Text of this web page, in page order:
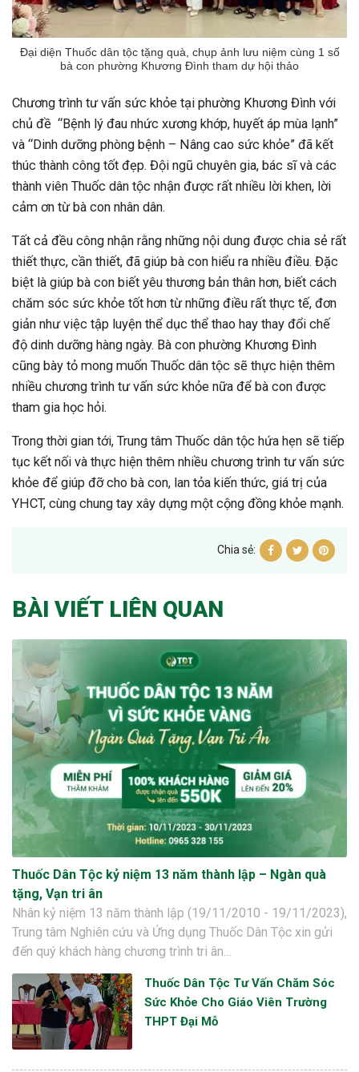
Đại diện Thuốc dân tộc tặng quà, chụp ảnh lưu niệm cùng 1 số
bà con phường Khương Đình tham dự hội thảo
Chương trình tư vấn sức khỏe tại phường Khương Đình với
chủ đề “Bệnh lý đau nhức xương khớp, huyết áp mùa lạnh”
và “Dinh dưỡng phòng bệnh – Nâng cao sức khỏe” đã kết
thúc thành công tốt đẹp. Đội ngũ chuyên gia, bác sĩ và các
thành viên Thuốc dân tộc nhận được rất nhiều lời khen, lời
cảm ơn từ bà con nhân dân.
Tất cả đều công nhận rằng những nội dung được chia sẻ rất
thiết thực, cần thiết, đã giúp bà con hiểu ra nhiều điều. Đặc
biệt là giúp bà con biết yêu thương bản thân hơn, biết cách
chăm sóc sức khỏe tốt hơn từ những điều rất thực tế, đơn
giản như việc tập luyện thể dục thể thao hay thay đổi chế
độ dinh dưỡng hàng ngày. Bà con phường Khương Đình
cũng bày tỏ mong muốn Thuốc dân tộc sẽ thực hiện thêm
nhiều chương trình tư vấn sức khỏe nữa để bà con được
tham gia học hỏi.
Trong thời gian tới, Trung tâm Thuốc dân tộc hứa hẹn sẽ tiếp
tục kết nối và thực hiện thêm nhiều chương trình tư vấn sức
khỏe để giúp đỡ cho bà con, lan tỏa kiến thức, giá trị của
YHCT, cùng chung tay xây dựng một cộng đồng khỏe mạnh.
Chia sẻ:
BÀI VIẾT LIÊN QUAN
Thuốc Dân Tộc kỷ niệm 13 năm thành lập – Ngàn quà
tặng, Vạn tri ân
Nhân kỷ niệm 13 năm thành lập (19/11/2010 - 19/11/2023),
Trung tâm Nghiên cứu và Ứng dụng Thuốc Dân Tộc xin gửi
đến quý khách hàng chương trình tri ân…
Thuốc Dân Tộc Tư Vấn Chăm Sóc
Sức Khỏe Cho Giáo Viên Trường
THPT Đại Mỗ